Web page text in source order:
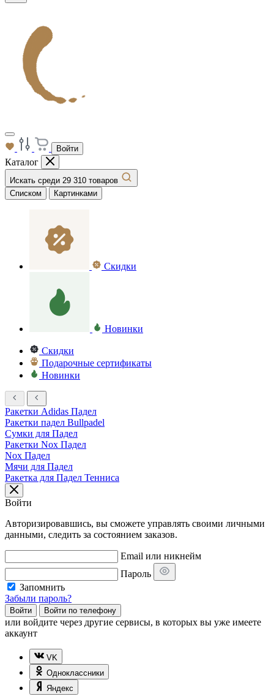
Войти
Каталог
Искать среди 29 310 товаров
Списком
Картинками
Скидки
Новинки
Скидки
Подарочные сертификаты
Новинки
Ракетки Adidas Падел
Ракетки падел Bullpadel
Сумки для Падел
Ракетки Nox Падел
Nox Падел
Мячи для Падел
Ракетка для Падел Тенниса
Войти
Авторизировавшись, вы сможете управлять своими личными
данными, следить за состоянием заказов.
Email или никнейм
Пароль
Запомнить
Забыли пароль?
Войти Войти по телефону
или войдите через другие сервисы, в которых вы уже имеете
аккаунт
VK
Одноклассники
Яндекс